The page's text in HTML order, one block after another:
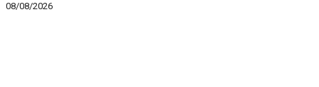
08/08/2026